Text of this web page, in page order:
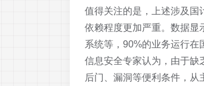
值得关注的是，上述涉及国
依赖程度更加严重。数据显
系统等，90%的业务运行在
信息安全专家认为，由于缺
后门、漏洞等便利条件，